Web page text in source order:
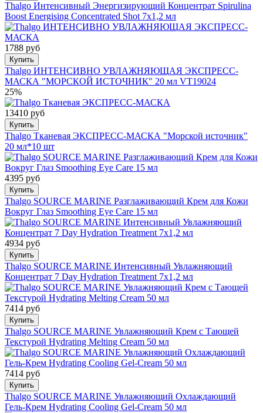
Thalgo Интенсивный Энергизирующий Концентрат Spirulina
Boost Energising Concentrated Shot 7x1,2 мл
1788 руб
Купить
Thalgo ИНТЕНСИВНО УВЛАЖНЯЮЩАЯ ЭКСПРЕСС-
МАСКА "МОРСКОЙ ИСТОЧНИК" 20 мл VT19024
25%
13410 руб
Купить
Thalgo Тканевая ЭКСПРЕСС-МАСКА "Морской источник"
20 мл*10 шт
4395 руб
Купить
Thalgo SOURCE MARINE Разглаживающий Крем для Кожи
Вокруг Глаз Smoothing Eye Care 15 мл
4934 руб
Купить
Thalgo SOURCE MARINE Интенсивный Увлажняющий
Концентрат 7 Day Hydration Treatment 7x1,2 мл
7414 руб
Купить
Thalgo SOURCE MARINE Увлажняющий Крем с Тающей
Текстурой Hydrating Melting Cream 50 мл
7414 руб
Купить
Thalgo SOURCE MARINE Увлажняющий Охлаждающий
Гель-Крем Hydrating Cooling Gel-Cream 50 мл